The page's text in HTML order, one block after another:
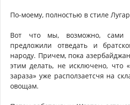
По-моему, полностью в стиле
Вот что мы, возможно, сами
предложили отведать и
народу. Причем, пока
этим делать, не исключено, что
зараза» уже расползаетсчя на
овощам.